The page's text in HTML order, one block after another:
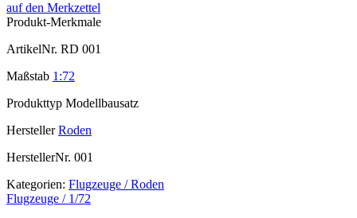
auf den Merkzettel
Produkt-Merkmale
ArtikelNr. RD 001
Maßstab 1:72
Produkttyp Modellbausatz
Hersteller Roden
HerstellerNr. 001
Kategorien: Flugzeuge / Roden
Flugzeuge / 1/72